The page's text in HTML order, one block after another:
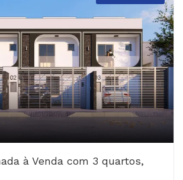
à Venda com 3 quartos,